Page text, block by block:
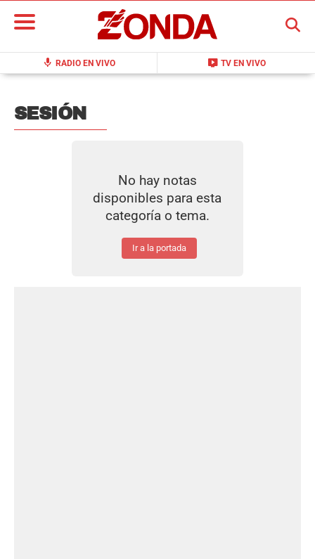
mic RADIO EN VIVO live_tv TV EN VIVO
BUSCAR
SESIÓN
No hay notas
disponibles para esta
categoría o tema.
Ir a la portada